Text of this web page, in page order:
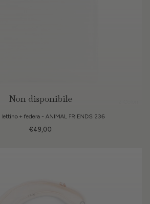
Non disponibile
lettino + federa - ANIMAL FRIENDS 236
€49,00